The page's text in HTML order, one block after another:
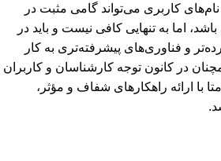
نام‌های کاربری می‌تواند گامی مثبت در
اما به تنهایی کافی نیست و باید در
و فناوری‌های پیشرفته‌تری به کار
در کانون توجه کارشناسان و کاربران
با ارائه راهکارهای شفاف و مؤثر،